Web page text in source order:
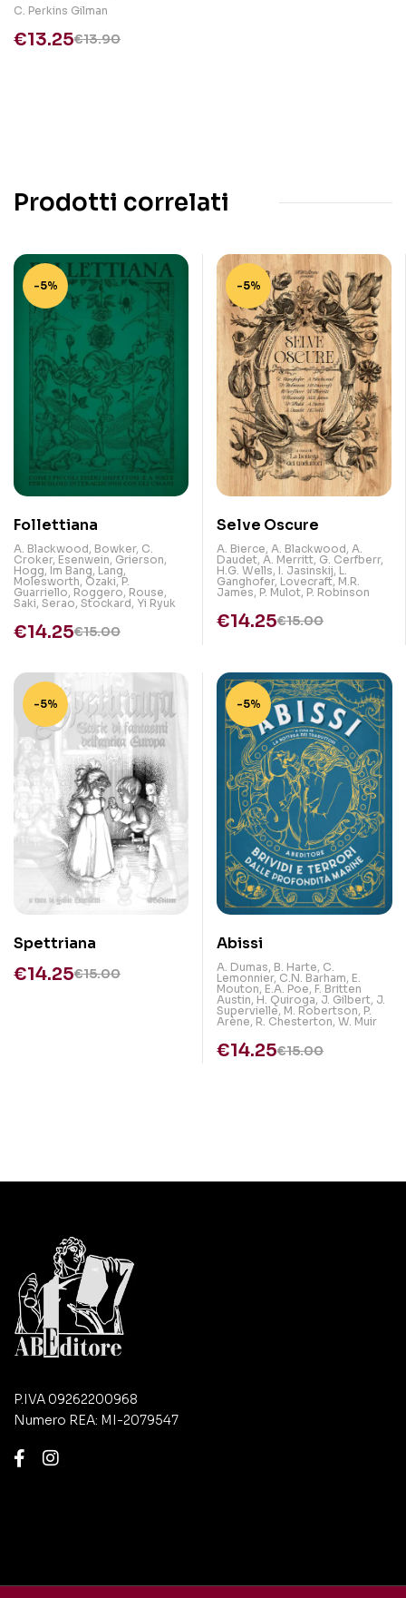
C. Perkins Gilman
€13.90
€13.25
Prodotti correlati
-5%
Follettiana
A. Blackwood, Bowker, C.
Croker, Esenwein, Grierson,
Hogg, Im Bang, Lang,
Molesworth, Ozaki,P.
Guarriello, Roggero, Rouse,
Saki, Serao, Stockard, Yi Ryuk
€15.00
€14.25
-5%
Selve Oscure
A. Bierce, A. Blackwood, A.
Daudet, A. Merritt, G. Cerfberr,
H.G. Wells, I. Jasinskij, L.
Ganghofer, Lovecraft, M.R.
James, P. Mulot, P. Robinson
€15.00
€14.25
-5%
Spettriana
€15.00
€14.25
-5%
Abissi
A. Dumas, B. Harte, C.
Lemonnier, C.N. Barham, E.
Mouton, E.A. Poe, F. Britten
Austin, H. Quiroga, J. Gilbert, J.
Supervielle, M. Robertson, P.
Arène, R. Chesterton, W. Muir
€15.00
€14.25
P.IVA 09262200968
Numero REA: MI-2079547